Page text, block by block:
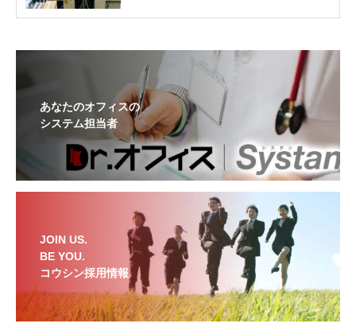
あなたのオフィスの
システム担当者
JOIN US.
BE YOU.
コウシン採用情報